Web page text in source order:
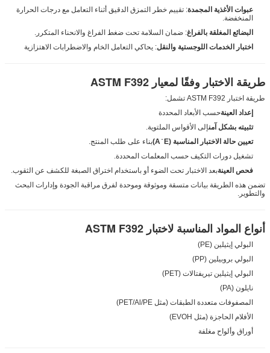
عبوات الأغذية المجمدة: تقييم خطر التمزق الدقيق أثناء التعامل مع درجات الحرارة
المنخفضة.
البضائع المغلقة بالفراغ: ضمان السلامة تحت ضغط الفراغ والانحناء المتكرر.
اختبار الخدمات اللوجستية والنقل: يحاكي التعامل الخام والاضطرابات الاهتزازية
طريقة الاختبار وفقًا لمعيار ASTM F392
طريقة اختبار ASTM F392 تشمل:
إعداد العينةحسب الأبعاد المحددة
تثبيته بشكل آمنإلى الأقواس الملتوية.
تعيين حالة الاختبار المناسبة (A ̇ E)
بناء على طلب المنتج.
تشغيل دورات التكيف حسب المعلمات المحددة.
فحص العينةبعد الاختبار تحت الضوء أو باستخدام اختراق الصبغة للكشف عن الثقوب.
تضمن هذه الطريقة بيانات متسقة وموثوقة وموحدة لفرق مراقبة الجودة وإدارات البحث
والتطوير.
أنواع المواد المناسبة لاختبار ASTM F392
البولي إيثيلين (PE)
البولي بروبيلين (PP)
البولي إيثيلين تيريفتالات (PET)
نايلون (PA)
المصفوفات متعددة الطبقات (مثل PET/Al/PE)
الأفلام الحاجزة (مثل EVOH)
أوراق وألواح مغلفة